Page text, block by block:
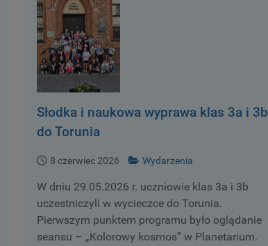
Słodka i naukowa wyprawa klas 3a i 3b
do Torunia
8 czerwiec 2026 Wydarzenia
W dniu 29.05.2026 r. uczniowie klas 3a i 3b
uczestniczyli w wycieczce do Torunia.
Pierwszym punktem programu było oglądanie
seansu – „Kolorowy kosmos” w Planetarium.